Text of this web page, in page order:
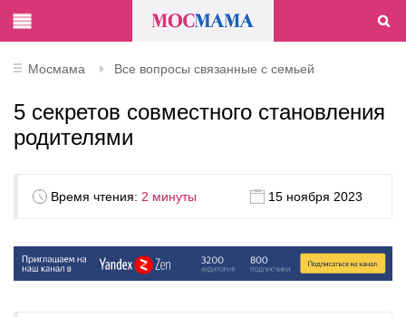
Мосмама Все вопросы связанные с семьей
5 секретов совместного становления
родителями
Время чтения: 2 минуты 15 ноября 2023